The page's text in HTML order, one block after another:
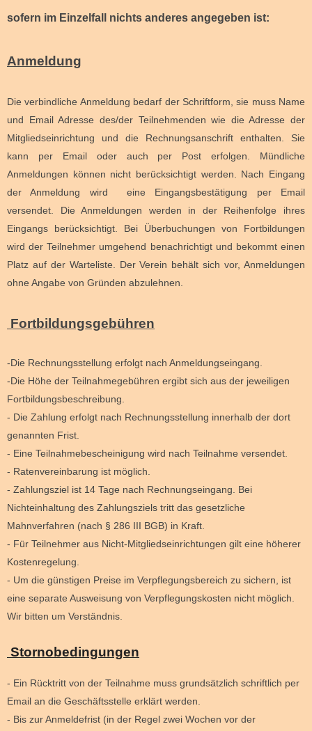
sofern im Einzelfall nichts anderes angegeben ist:
Anmeldung
Die verbindliche Anmeldung bedarf der Schriftform, sie muss Name
und Email Adresse des/der Teilnehmenden wie die Adresse der
Mitgliedseinrichtung und die Rechnungsanschrift enthalten. Sie
kann per Email oder auch per Post erfolgen. Mündliche
Anmeldungen können nicht berücksichtigt werden. Nach Eingang
der Anmeldung wird eine Eingangsbestätigung per Email
versendet. Die Anmeldungen werden in der Reihenfolge ihres
Eingangs berücksichtigt. Bei Überbuchungen von Fortbildungen
wird der Teilnehmer umgehend benachrichtigt und bekommt einen
Platz auf der Warteliste. Der Verein behält sich vor, Anmeldungen
ohne Angabe von Gründen abzulehnen.
Fortbildungsgebühren
-Die Rechnungsstellung erfolgt nach Anmeldungseingang.
-Die Höhe der Teilnahmegebühren ergibt sich aus der jeweiligen
Fortbildungsbeschreibung.
- Die Zahlung erfolgt nach Rechnungsstellung innerhalb der dort
genannten Frist.
- Eine Teilnahmebescheinigung wird nach Teilnahme versendet.
- Ratenvereinbarung ist möglich.
- Zahlungsziel ist 14 Tage nach Rechnungseingang. Bei
Nichteinhaltung des Zahlungsziels tritt das gesetzliche
Mahnverfahren (nach § 286 III BGB) in Kraft.
- Für Teilnehmer aus Nicht-Mitgliedseinrichtungen gilt eine höherer
Kostenregelung.
- Um die günstigen Preise im Verpflegungsbereich zu sichern, ist
eine separate Ausweisung von Verpflegungskosten nicht möglich.
Wir bitten um Verständnis.
Stornobedingungen
- Ein Rücktritt von der Teilnahme muss grundsätzlich schriftlich per
Email an die Geschäftsstelle erklärt werden.
- Bis zur Anmeldefrist (in der Regel zwei Wochen vor der